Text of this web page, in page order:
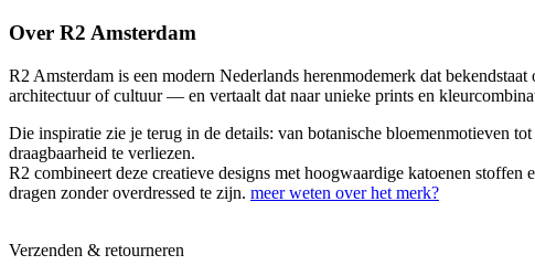
Over R2 Amsterdam
R2 Amsterdam is een modern Nederlands herenmodemerk dat
architectuur of cultuur — en vertaalt dat naar unieke prints en
Die inspiratie zie je terug in de details: van botanische bloemenmotieven
draagbaarheid te verliezen.
R2 combineert deze creatieve designs met hoogwaardige katoenen
dragen zonder overdressed te zijn. meer weten over het merk?
Verzenden & retourneren